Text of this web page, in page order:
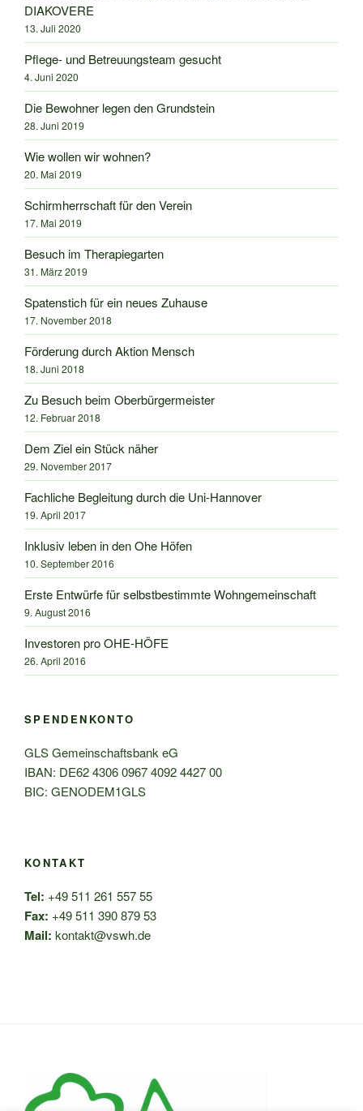
DIAKOVERE
13. Juli 2020
Pflege- und Betreuungsteam gesucht
4. Juni 2020
Die Bewohner legen den Grundstein
28. Juni 2019
Wie wollen wir wohnen?
20. Mai 2019
Schirmherrschaft für den Verein
17. Mai 2019
Besuch im Therapiegarten
31. März 2019
Spatenstich für ein neues Zuhause
17. November 2018
Förderung durch Aktion Mensch
18. Juni 2018
Zu Besuch beim Oberbürgermeister
12. Februar 2018
Dem Ziel ein Stück näher
29. November 2017
Fachliche Begleitung durch die Uni-Hannover
19. April 2017
Inklusiv leben in den Ohe Höfen
10. September 2016
Erste Entwürfe für selbstbestimmte Wohngemeinschaft
9. August 2016
Investoren pro OHE-HÖFE
26. April 2016
SPENDENKONTO
GLS Gemeinschaftsbank eG
IBAN: DE62 4306 0967 4092 4427 00
BIC: GENODEM1GLS
KONTAKT
Tel: +49 511 261 557 55
Fax: +49 511 390 879 53
Mail: kontakt@vswh.de